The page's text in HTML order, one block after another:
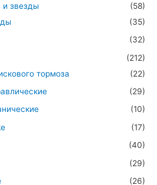
звезды
(58)
(35)
(32)
(212)
тормоза
(22)
(29)
(10)
(17)
(40)
(29)
(26)